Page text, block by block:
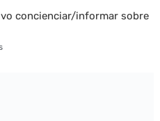
concienciar/informar sobre